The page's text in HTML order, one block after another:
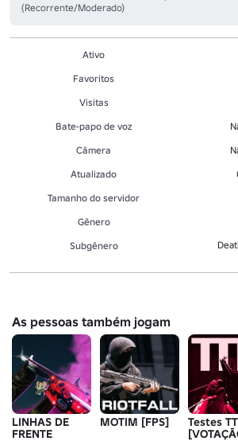
(Recorrente/Moderado)
Ativo
Favoritos
Visitas
Bate-papo de voz
Câmera
Atualizado
Tamanho do servidor
Gênero
Subgênero
As pessoas também jogam
LINHAS DE
FRENTE
MOTIM [FPS]
Testes